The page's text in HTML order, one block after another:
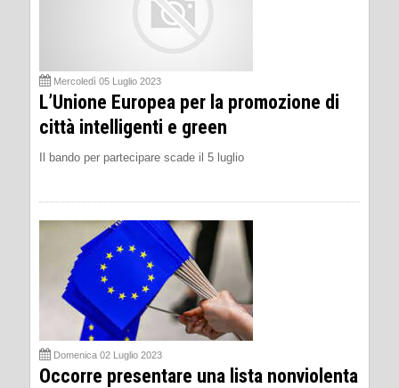
Mercoledì 05 Luglio 2023
L’Unione Europea per la promozione di
città intelligenti e green
Il bando per partecipare scade il 5 luglio
Domenica 02 Luglio 2023
Occorre presentare una lista nonviolenta